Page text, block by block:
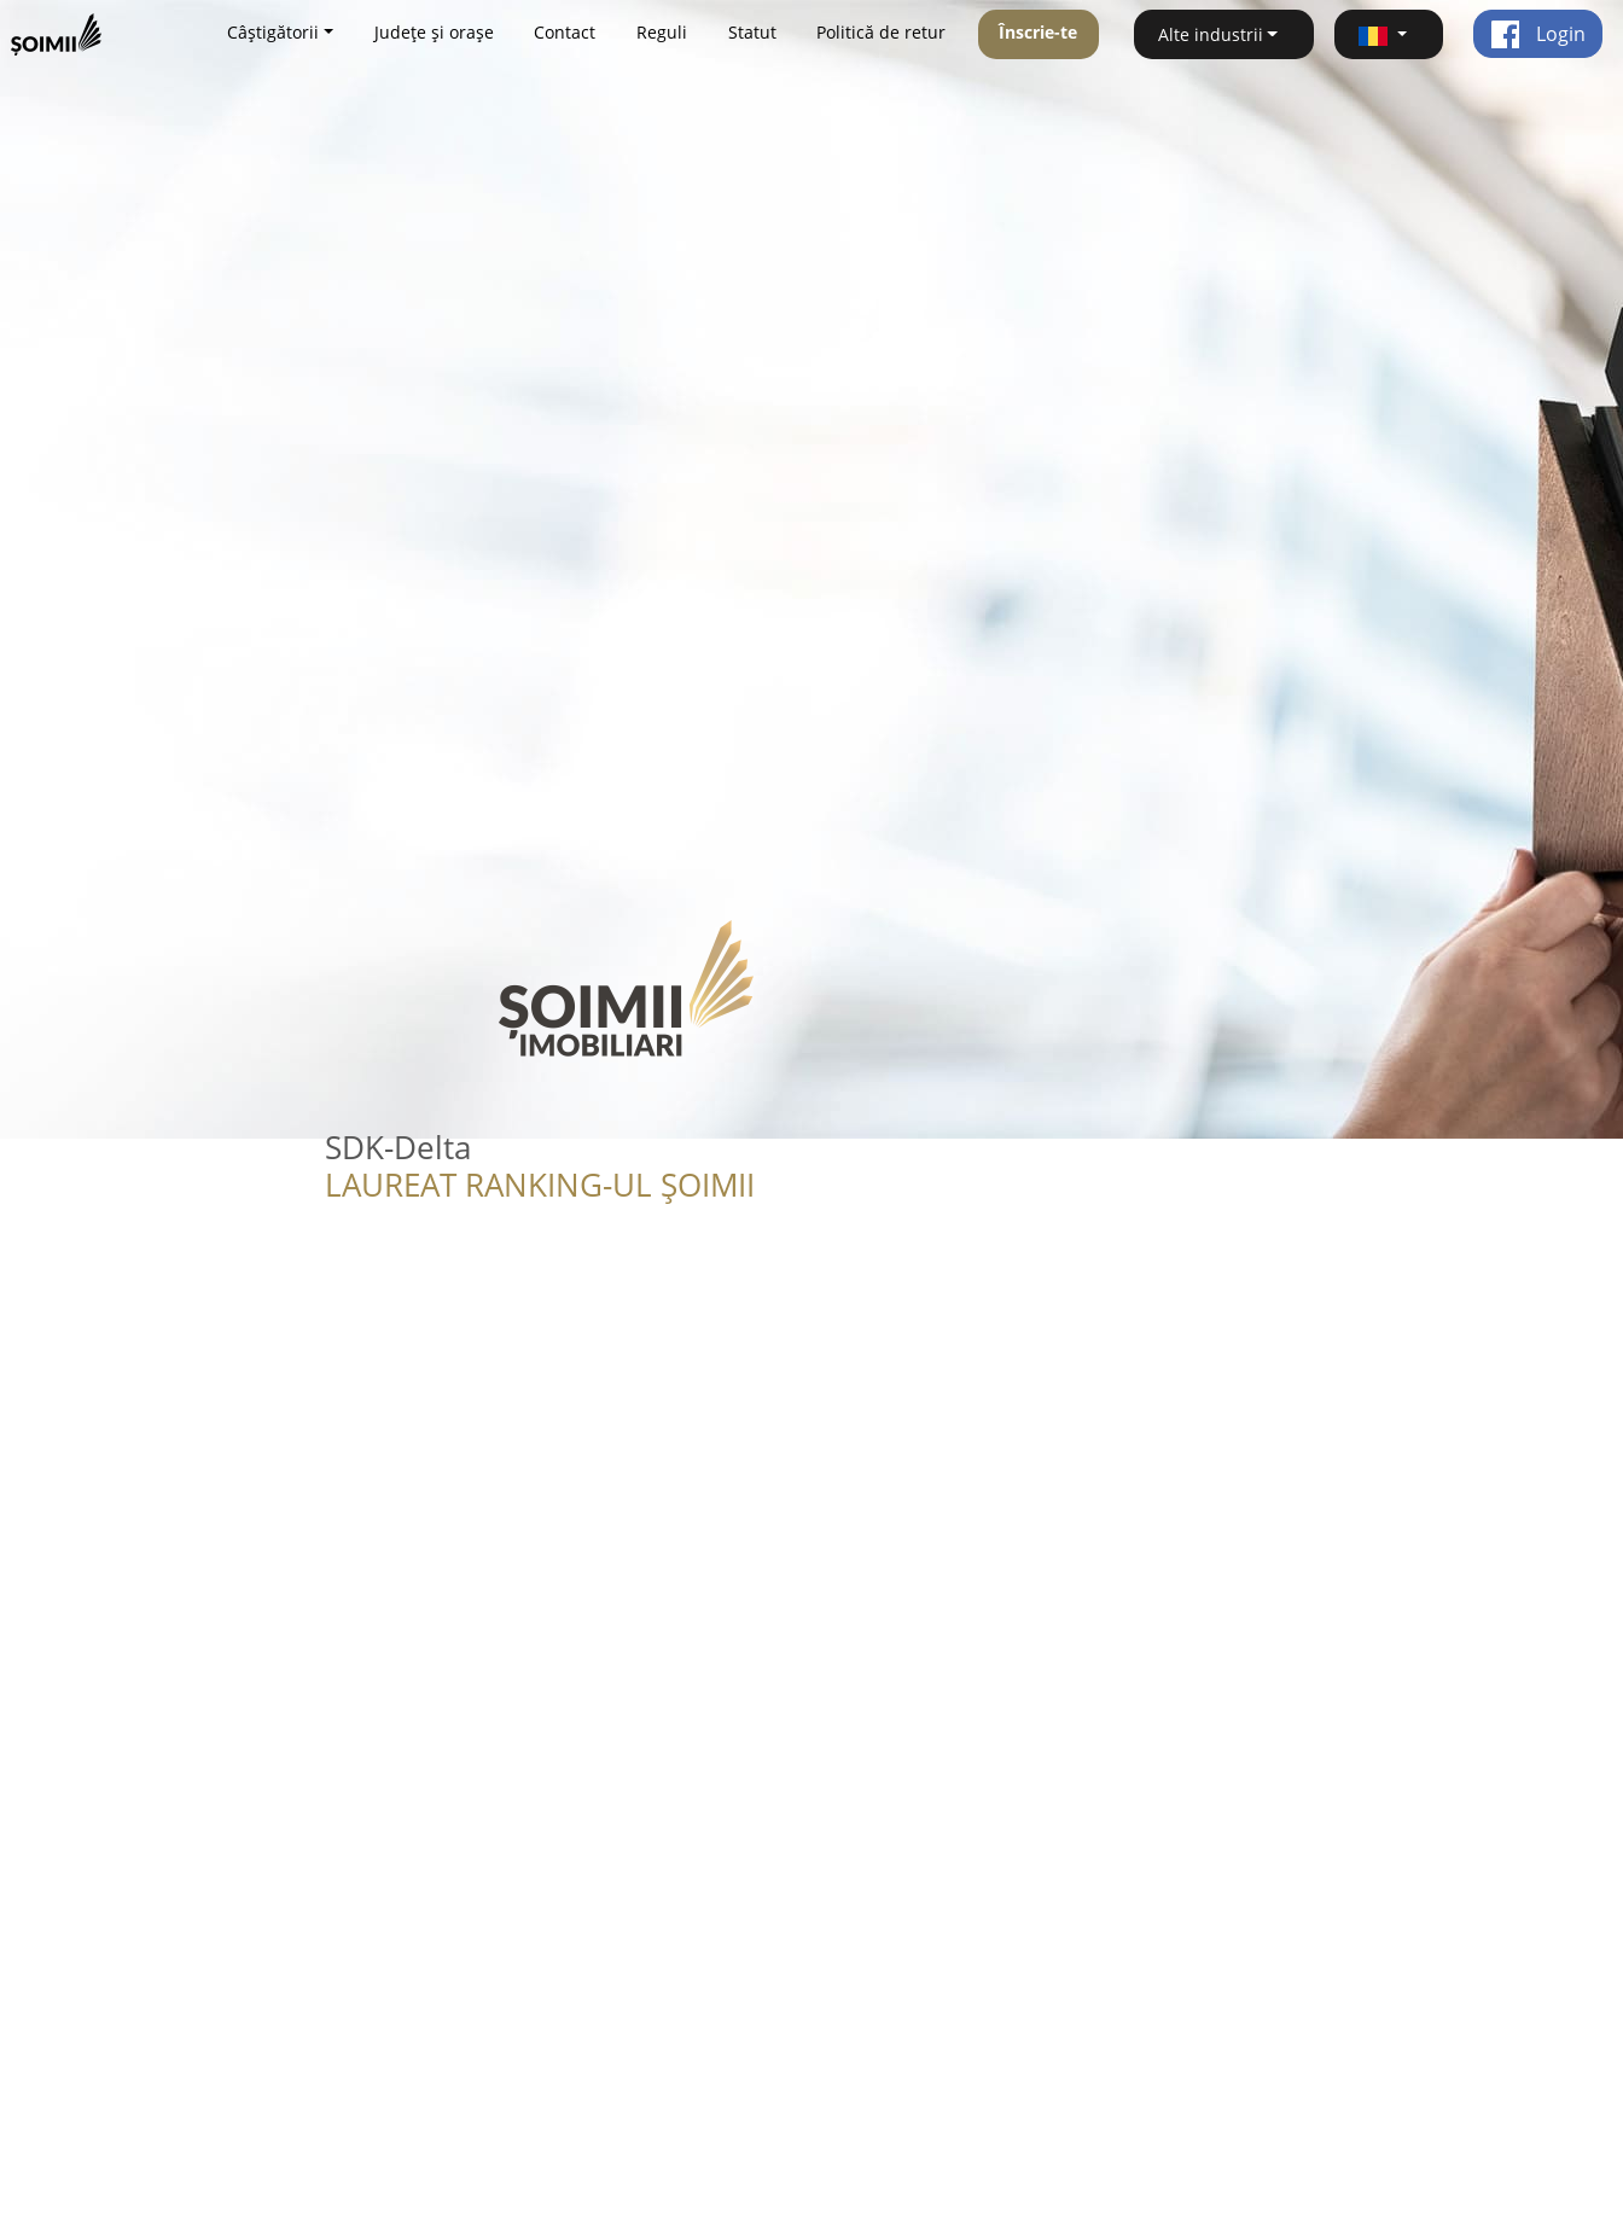
Câștigătorii Județe și orașe Contact Reguli Statut Politică de retur Înscrie-te Alte industrii Login
SDK-Delta
LAUREAT RANKING-UL ȘOIMII